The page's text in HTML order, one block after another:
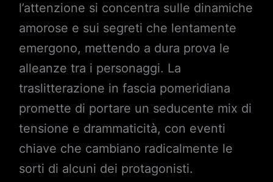
l’attenzione si concentra sulle dinamiche
amorose e sui segreti che lentamente
emergono, mettendo a dura prova le
alleanze tra i personaggi. La
traslitterazione in fascia pomeridiana
promette di portare un seducente mix di
tensione e drammaticità, con eventi
chiave che cambiano radicalmente le
sorti di alcuni dei protagonisti.